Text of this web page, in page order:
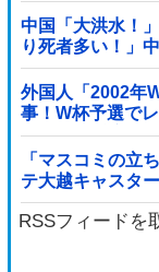
中国「大洪水！
り死者多い！」
当局「救助隊動
→
外国人「2002年
事！W杯予選で
【海外の反応】
「マスコミの立
テ大越キャスタ
を同列視させよ
RSSフィードを